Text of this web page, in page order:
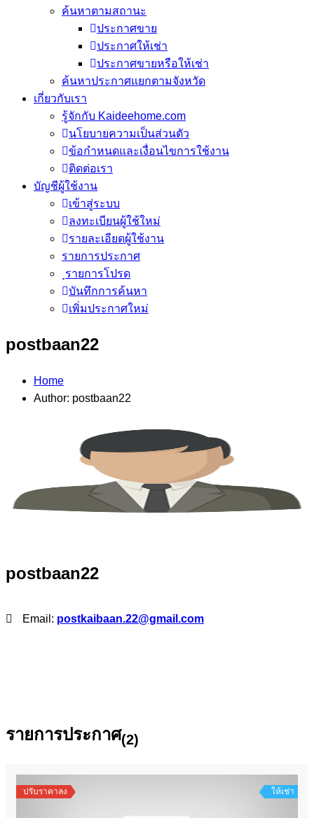
ค้นหาตามสถานะ
ประกาศขาย
ประกาศให้เช่า
ประกาศขายหรือให้เช่า
ค้นหาประกาศแยกตามจังหวัด
เกี่ยวกับเรา
รู้จักกับ Kaideehome.com
นโยบายความเป็นส่วนตัว
ข้อกำหนดและเงื่อนไขการใช้งาน
ติดต่อเรา
บัญชีผู้ใช้งาน
เข้าสู่ระบบ
ลงทะเบียนผู้ใช้ใหม่
รายละเอียดผู้ใช้งาน
รายการประกาศ
รายการโปรด
บันทึกการค้นหา
เพิ่มประกาศใหม่
postbaan22
Home
Author: postbaan22
postbaan22
Email: postkaibaan.22@gmail.com
รายการประกาศ(2)
ปรับราคาลง ให้เช่า